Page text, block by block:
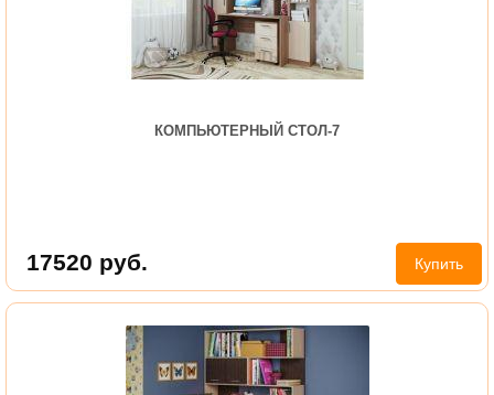
КОМПЬЮТЕРНЫЙ СТОЛ-7
17520 руб. Купить